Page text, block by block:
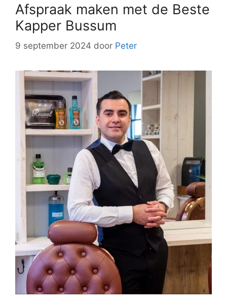
Afspraak maken met de Beste
Kapper Bussum
9 september 2024 door Peter